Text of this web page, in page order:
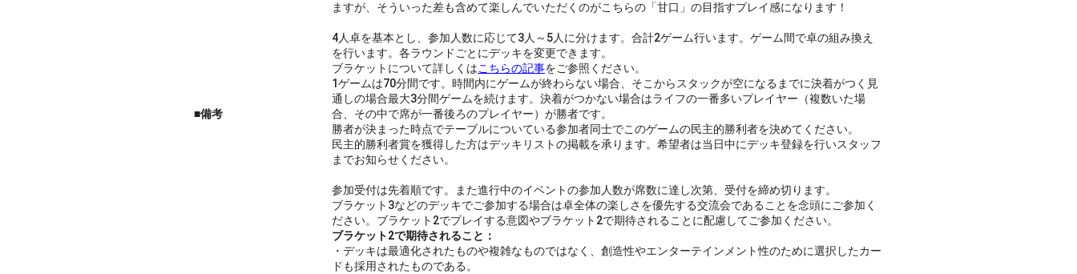
■備考
ますが、そういった差も含めて楽しんでいただくのがこちらの「甘口」の目指すプレイ感になります！
4人卓を基本とし、参加人数に応じて3人～5人に分けます。合計2ゲーム行います。ゲーム間で卓の組み換え
を行います。各ラウンドごとにデッキを変更できます。
ブラケットについて詳しくはこちらの記事をご参照ください。
1ゲームは70分間です。時間内にゲームが終わらない場合、そこからスタックが空になるまでに決着がつく見
通しの場合最大3分間ゲームを続けます。決着がつかない場合はライフの一番多いプレイヤー（複数いた場
合、その中で席が一番後ろのプレイヤー）が勝者です。
勝者が決まった時点でテーブルについている参加者同士でこのゲームの民主的勝利者を決めてください。
民主的勝利者賞を獲得した方はデッキリストの掲載を承ります。希望者は当日中にデッキ登録を行いスタッフ
までお知らせください。
参加受付は先着順です。また進行中のイベントの参加人数が席数に達し次第、受付を締め切ります。
ブラケット3などのデッキでご参加する場合は卓全体の楽しさを優先する交流会であることを念頭にご参加く
ださい。ブラケット2でプレイする意図やブラケット2で期待されることに配慮してご参加ください。
ブラケット2で期待されること：
・デッキは最適化されたものや複雑なものではなく、創造性やエンターテインメント性のために選択したカー
ドも採用されたものである。